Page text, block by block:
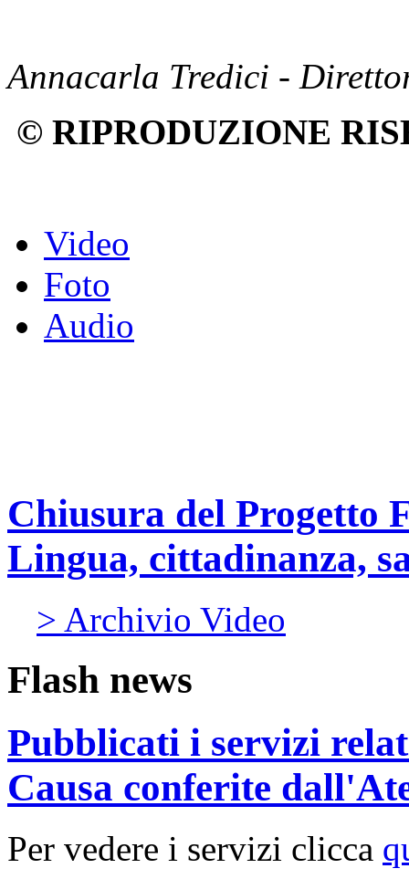
Annacarla Tredici -
© RIPRODUZIONE
Video
Foto
Audio
Chiusura del Progetto
Lingua, cittadinanza,
> Archivio Video
Flash news
Pubblicati i servizi
Causa conferite
Per vedere i servizi clicca